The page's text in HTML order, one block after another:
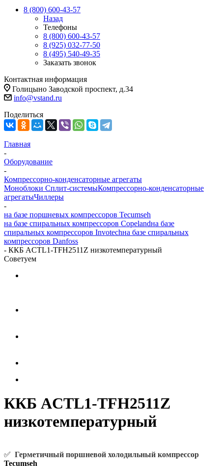
8 (800) 600-43-57
Назад
Телефоны
8 (800) 600-43-57
8 (925) 032-77-50
8 (495) 540-49-35
Заказать звонок
Контактная информация
Голицыно Заводской проспект, д.34
info@vstand.ru
Поделиться
Главная
-
Оборудование
-
Компрессорно-конденсаторные агрегаты
Моноблоки Сплит-системыКомпрессорно-конденсаторные
агрегатыЧиллеры
-
на базе поршневых компрессоров Tecumseh
на базе спиральных компрессоров Copelandна базе
спиральных компрессоров Invotechна базе спиральных
компрессоров Danfoss
- ККБ АCTL1-TFH2511Z низкотемпературный
Советуем
ККБ АCTL1-TFH2511Z
низкотемпературный
✅ Герметичный поршневой холодильный компрессор
Tecumseh